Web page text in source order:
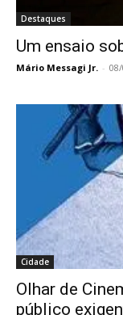
Destaques
Um ensaio
Mário Messagi Jr. -
Cidade
Olhar de
público